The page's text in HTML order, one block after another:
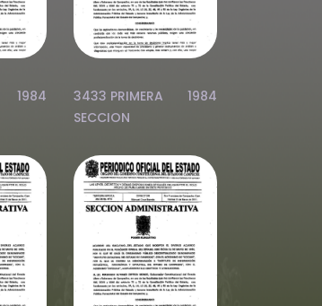
1984
3433 PRIMERA
SECCION
1984